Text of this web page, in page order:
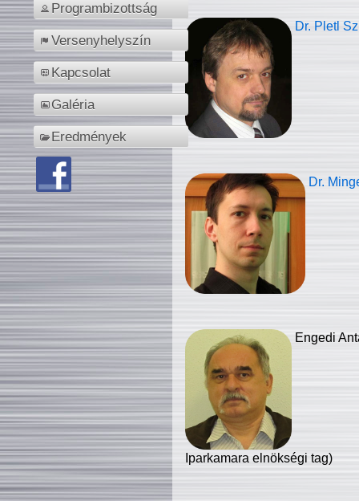
Programbizottság
Versenyhelyszín
Kapcsolat
Galéria
Eredmények
Dr. Pletl
Dr.
Engedi
Iparkamara elnökségi tag)